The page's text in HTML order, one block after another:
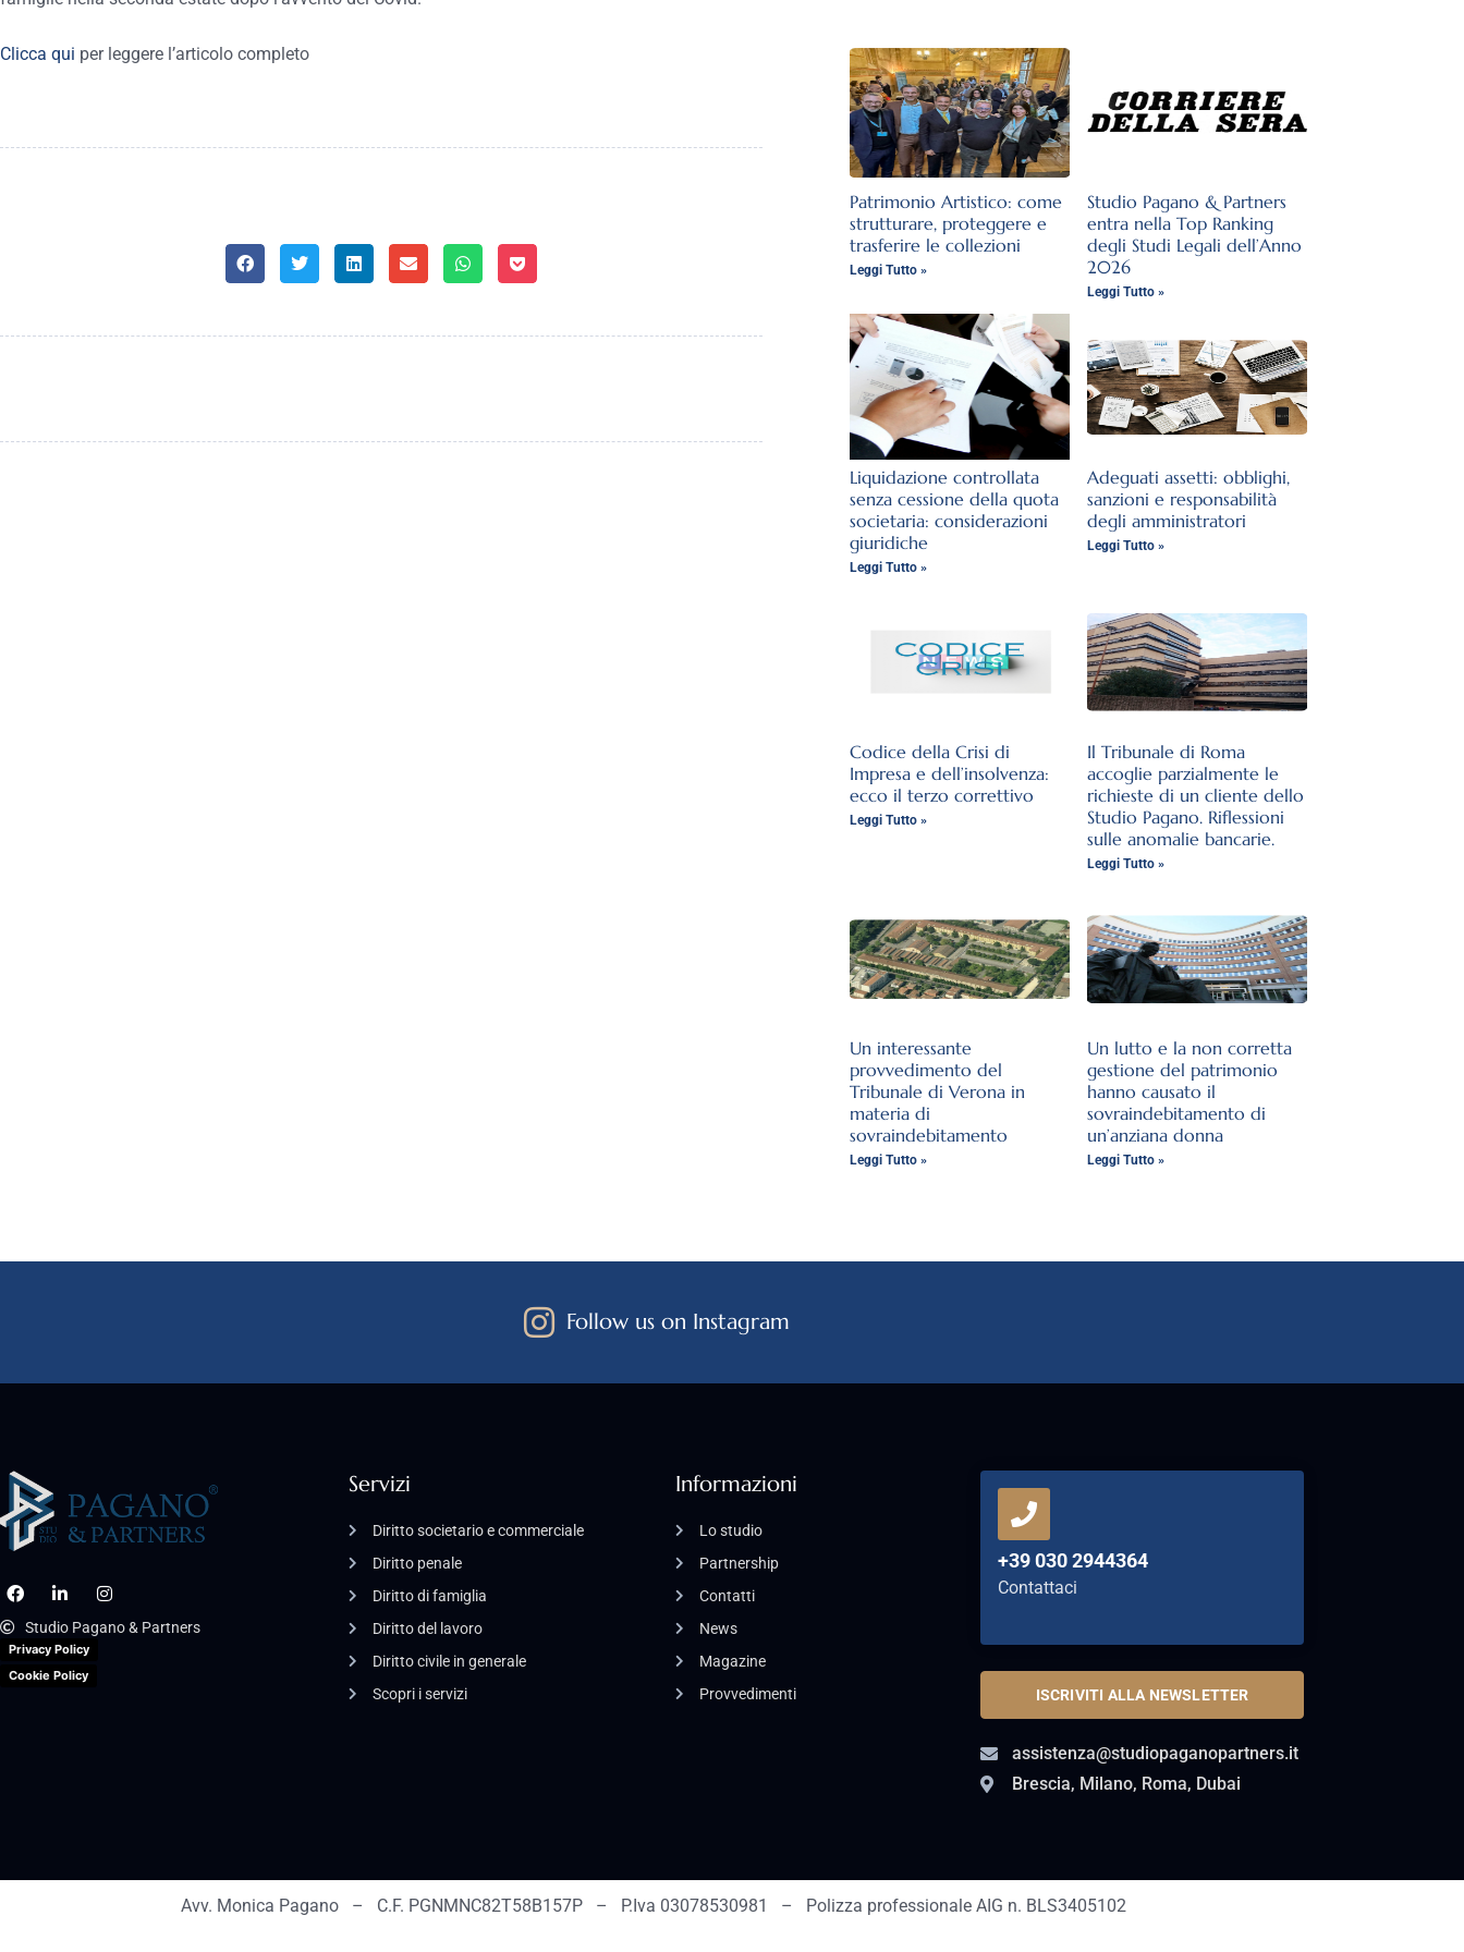
Clicca qui per leggere l’articolo completo
Patrimonio Artistico: come
strutturare, proteggere e
trasferire le collezioni
Leggi Tutto »
Studio Pagano & Partners
entra nella Top Ranking
degli Studi Legali dell’Anno
2026
Leggi Tutto »
Liquidazione controllata
senza cessione della quota
societaria: considerazioni
giuridiche
Leggi Tutto »
Adeguati assetti: obblighi,
sanzioni e responsabilità
degli amministratori
Leggi Tutto »
Codice della Crisi di
Impresa e dell’insolvenza:
ecco il terzo correttivo
Leggi Tutto »
Il Tribunale di Roma
accoglie parzialmente le
richieste di un cliente dello
Studio Pagano. Riflessioni
sulle anomalie bancarie.
Leggi Tutto »
Un interessante
provvedimento del
Tribunale di Verona in
materia di
sovraindebitamento
Leggi Tutto »
Un lutto e la non corretta
gestione del patrimonio
hanno causato il
sovraindebitamento di
un’anziana donna
Leggi Tutto »
Follow us on Instagram
Studio Pagano & Partners
Privacy Policy
Cookie Policy
Servizi
Diritto societario e commerciale
Diritto penale
Diritto di famiglia
Diritto del lavoro
Diritto civile in generale
Scopri i servizi
Informazioni
Lo studio
Partnership
Contatti
News
Magazine
Provvedimenti
+39 030 2944364
Contattaci
ISCRIVITI ALLA NEWSLETTER
assistenza@studiopaganopartners.it
Brescia, Milano, Roma, Dubai
Avv. Monica Pagano – C.F. PGNMNC82T58B157P – P.Iva 03078530981 – Polizza professionale AIG n. BLS3405102